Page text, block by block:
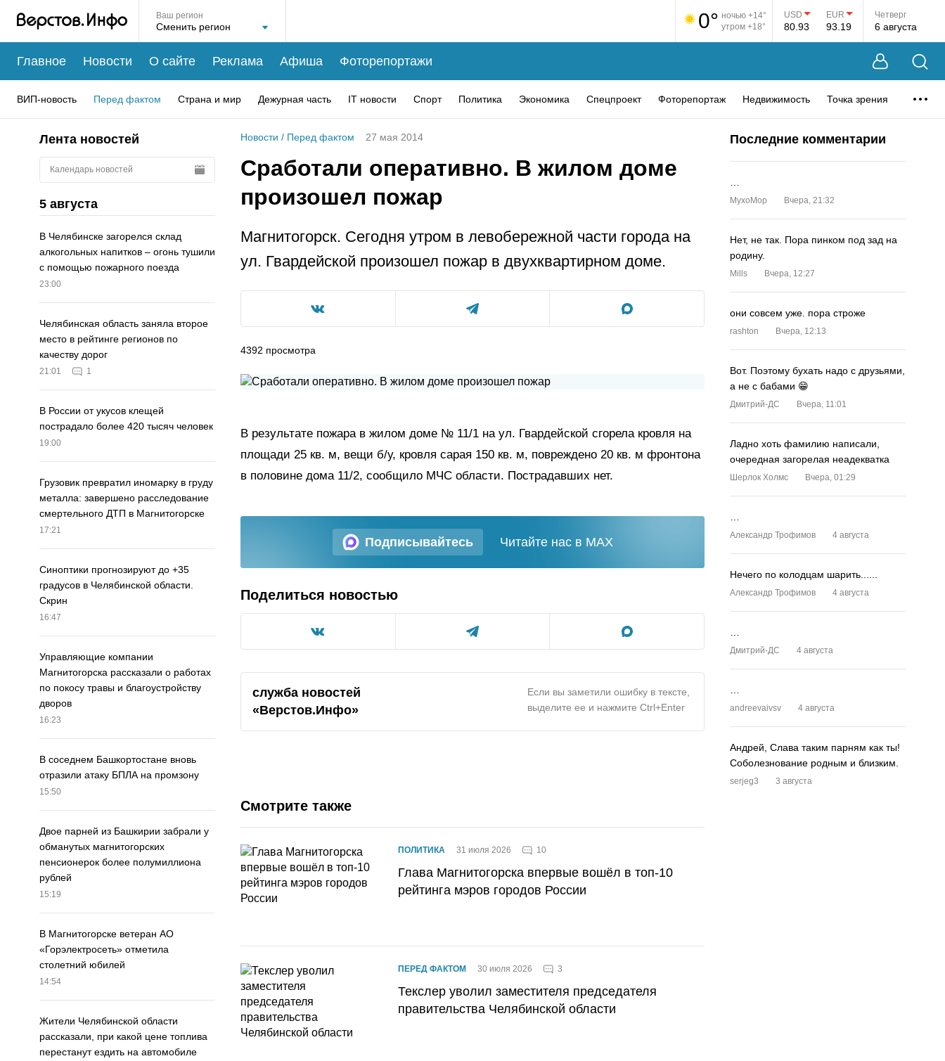
Ваш регион 0° ночью +14°
утром +18°
USD
80.93
EUR
93.19
Четверг
6 августа
Главное Новости О сайте Реклама Афиша Фоторепортажи
ВИП-новость Перед фактом Страна и мир Дежурная часть IT новости Спорт Политика Экономика Спецпроект Фоторепортаж Недвижимость Точка зрения
Лента новостей
Календарь новостей
5 августа
В Челябинске загорелся склад
алкогольных напитков – огонь тушили
с помощью пожарного поезда
23:00
Челябинская область заняла второе
место в рейтинге регионов по
качеству дорог
21:01 1
В России от укусов клещей
пострадало более 420 тысяч человек
19:00
Грузовик превратил иномарку в груду
металла: завершено расследование
смертельного ДТП в Магнитогорске
17:21
Синоптики прогнозируют до +35
градусов в Челябинской области.
Скрин
16:47
Управляющие компании
Магнитогорска рассказали о работах
по покосу травы и благоустройству
дворов
16:23
В соседнем Башкортостане вновь
отразили атаку БПЛА на промзону
15:50
Двое парней из Башкирии забрали у
обманутых магнитогорских
пенсионерок более полумиллиона
рублей
15:19
В Магнитогорске ветеран АО
«Горэлектросеть» отметила
столетний юбилей
14:54
Жители Челябинской области
рассказали, при какой цене топлива
перестанут ездить на автомобиле
Новости / Перед фактом 27 мая 2014
Сработали оперативно. В жилом доме
произошел пожар
Магнитогорск. Сегодня утром в левобережной части города на
ул. Гвардейской произошел пожар в двухквартирном доме.
4392 просмотра
В результате пожара в жилом доме № 11/1 на ул. Гвардейской сгорела кровля на
площади 25 кв. м, вещи б/у, кровля сарая 150 кв. м, повреждено 20 кв. м фронтона
в половине дома 11/2, сообщило МЧС области. Пострадавших нет.
Подписывайтесь Читайте нас в MAX
Поделиться новостью
служба новостей
«Верстов.Инфо»
Если вы заметили ошибку в тексте,
выделите ее и нажмите Ctrl+Enter
Смотрите также
ПОЛИТИКА 31 июля 2026 10
Глава Магнитогорска впервые вошёл в топ-10
рейтинга мэров городов России
ПЕРЕД ФАКТОМ 30 июля 2026 3
Текслер уволил заместителя председателя
правительства Челябинской области
Последние комментарии
MyxoMop Вчера, 21:32
Нет, не так. Пора пинком под зад на
родину.
Mills Вчера, 12:27
они совсем уже. пора строже
rashton Вчера, 12:13
Вот. Поэтому бухать надо с друзьями,
а не с бабами 😁
Дмитрий-ДС Вчера, 11:01
Ладно хоть фамилию написали,
очередная загорелая неадекватка
Шерлок Холмс Вчера, 01:29
Александр Трофимов 4 августа
Нечего по колодцам шарить......
Александр Трофимов 4 августа
Дмитрий-ДС 4 августа
andreevaivsv 4 августа
Андрей, Слава таким парням как ты!
Соболезнование родным и близким.
serjeg3 3 августа